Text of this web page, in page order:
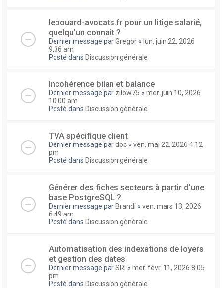
lebouard-avocats.fr pour un litige salarié,
quelqu’un connaît ?
Dernier message parGregor « lun. juin 22, 2026
9:36 am
Posté dans Discussion générale
Incohérence bilan et balance
Dernier message par zilow75 « mer. juin 10, 2026
10:00 am
Posté dans Discussion générale
TVA spécifique client
Dernier message pardoc « ven. mai 22, 2026 4:12
pm
Posté dans Discussion générale
Générer des fiches secteurs à partir d'une
base PostgreSQL ?
Dernier message par Brandi « ven. mars 13, 2026
6:49 am
Posté dans Discussion générale
Automatisation des indexations de loyers
et gestion des dates
Dernier message parSRI « mer. févr. 11, 2026 8:05
pm
Posté dans Discussion générale